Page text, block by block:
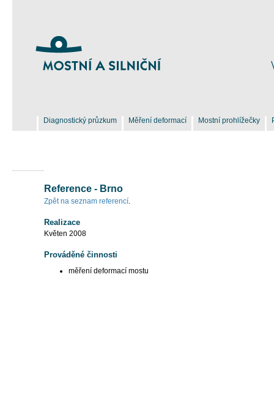
Diagnostický průzkum Měření deformací Mostní prohlížečky
Reference - Brno
Zpět na seznam referencí.
Realizace
Květen 2008
Prováděné činnosti
měření deformací mostu